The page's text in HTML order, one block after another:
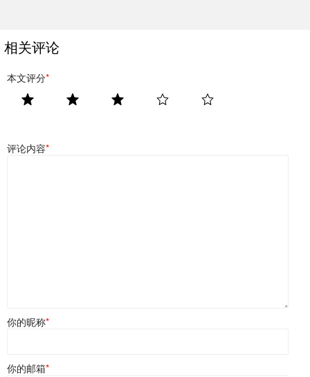
相关评论
本文评分*
评论内容*
你的昵称*
你的邮箱*